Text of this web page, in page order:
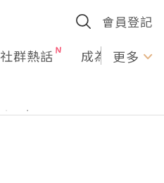
會員登記
社群熱話 成為U更多